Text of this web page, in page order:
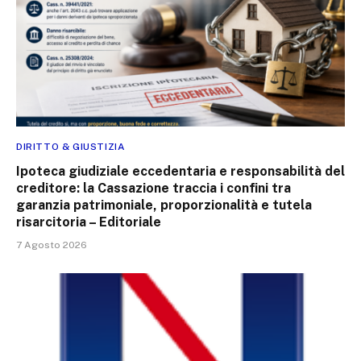
DIRITTO & GIUSTIZIA
Ipoteca giudiziale eccedentaria e responsabilità del
creditore: la Cassazione traccia i confini tra
garanzia patrimoniale, proporzionalità e tutela
risarcitoria – Editoriale
7 Agosto 2026